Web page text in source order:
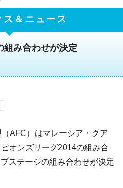
ス＆ニュース
み合わせが決定
AFC）はマレーシア・クア
オンズリーグ2014の組み合
ステージの組み合わせが決定